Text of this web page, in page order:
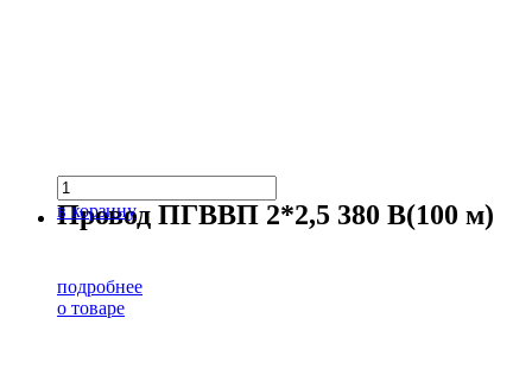
в корзину
Провод ПГВВП 2*2,5 380 В(100 м)
подробнее
о товаре